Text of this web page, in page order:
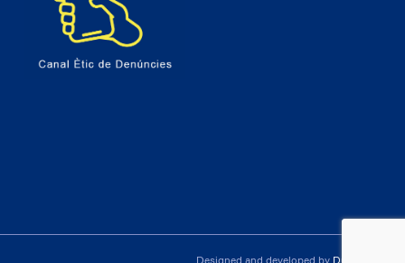
Català
Designed and developed by Dueper Design